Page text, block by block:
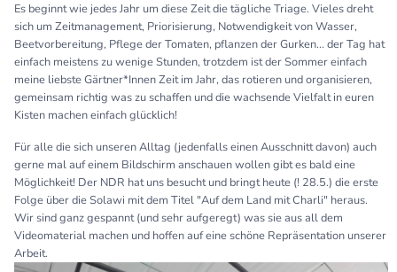
Es beginnt wie jedes Jahr um diese Zeit die tägliche Triage. Vieles dreht
sich um Zeitmanagement, Priorisierung, Notwendigkeit von Wasser,
Beetvorbereitung, Pflege der Tomaten, pflanzen der Gurken... der Tag hat
einfach meistens zu wenige Stunden, trotzdem ist der Sommer einfach
meine liebste Gärtner*Innen Zeit im Jahr, das rotieren und organisieren,
gemeinsam richtig was zu schaffen und die wachsende Vielfalt in euren
Kisten machen einfach glücklich!
Für alle die sich unseren Alltag (jedenfalls einen Ausschnitt davon) auch
gerne mal auf einem Bildschirm anschauen wollen gibt es bald eine
Möglichkeit! Der NDR hat uns besucht und bringt heute (! 28.5.) die erste
Folge über die Solawi mit dem Titel "Auf dem Land mit Charli" heraus.
Wir sind ganz gespannt (und sehr aufgeregt) was sie aus all dem
Videomaterial machen und hoffen auf eine schöne Repräsentation unserer
Arbeit.